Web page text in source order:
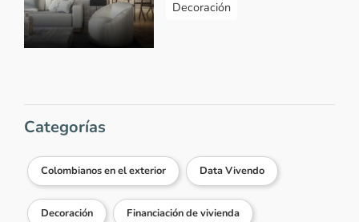
Decoración
Categorías
Colombianos en el exterior Data Vivendo
Decoración Financiación de vivienda